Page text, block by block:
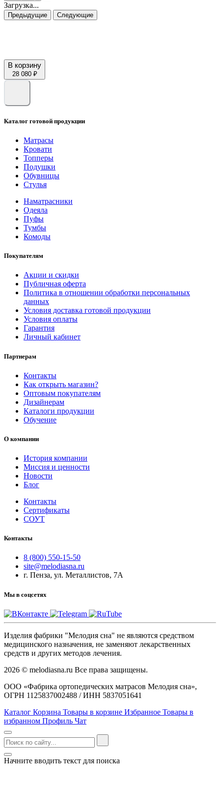
Загрузка...
Предыдущие Следующие
В корзину
28 080 ₽
Каталог готовой продукции
Матрасы
Кровати
Топперы
Подушки
Обувницы
Стулья
Наматрасники
Одеяла
Пуфы
Тумбы
Комоды
Покупателям
Акции и скидки
Публичная оферта
Политика в отношении обработки персональных
данных
Условия доставка готовой продукции
Условия оплаты
Гарантия
Личный кабинет
Партнерам
Контакты
Как открыть магазин?
Оптовым покупателям
Дизайнерам
Каталоги продукции
Обучение
О компании
История компании
Миссия и ценности
Новости
Блог
Контакты
Сертификаты
СОУТ
Контакты
8 (800) 550-15-50
site@melodiasna.ru
г. Пенза, ул. Металлистов, 7А
Мы в соцсетях
Изделия фабрики "Мелодия сна" не являются средством
медицинского назначения, не заменяют лекарственных
средств и других методов лечения.
2026 © melodiasna.ru Все права защищены.
ООО «Фабрика ортопедических матрасов Мелодия сна»,
ОГРН 1125837002488 / ИНН 5837051641
Каталог Корзина Товары в корзине Избранное Товары в
избранном Профиль Чат
Начните вводить текст для поиска